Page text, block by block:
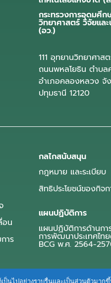
กระทรวงการอุดมศึก
วิทยาศาสตร์ วิจัยแล
(อว.)
111 อุทยานวิทยาศาส
ถนนพหลโยธิน ตำบ
อำเภอคลองหลวง จั
ปทุมธานี 12120
อน
าร
กลไกสนับสนุน
กฎหมาย และระเบียบ
สิทธิประโยชน์ของกิจก
แผนปฏิบัติการ
แผนปฏิบัติการด้านกา
การพัฒนาประเทศไท
BCG พ.ศ. 2564-
เป็นไปอย่างราบรื่นและเป็นส่วนตัว